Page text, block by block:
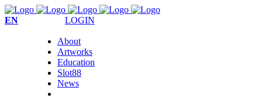
EN LOGIN
About
Artworks
Education
Slot88
News